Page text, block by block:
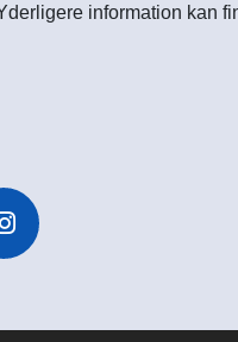
information kan